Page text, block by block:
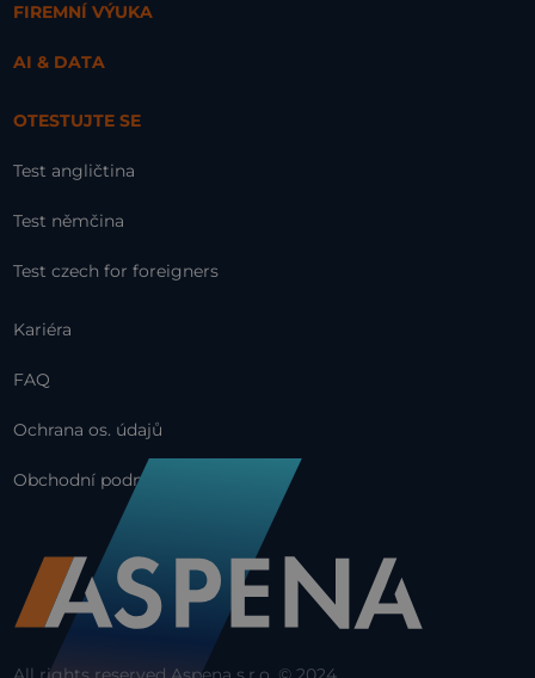
FIREMNÍ VÝUKA
AI & DATA
OTESTUJTE SE
Test angličtina
Test němčina
Test czech for foreigners
Kariéra
FAQ
Ochrana os. údajů
Obchodní podmínky